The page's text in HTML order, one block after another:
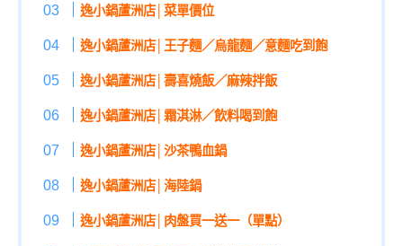
逸小鍋蘆洲店│菜單價位
逸小鍋蘆洲店│王子麵／烏龍麵／意麵吃到飽
逸小鍋蘆洲店│壽喜燒飯／麻辣拌飯
逸小鍋蘆洲店│霜淇淋／飲料喝到飽
逸小鍋蘆洲店│沙茶鴨血鍋
逸小鍋蘆洲店│海陸鍋
逸小鍋蘆洲店│肉盤買一送一（單點）